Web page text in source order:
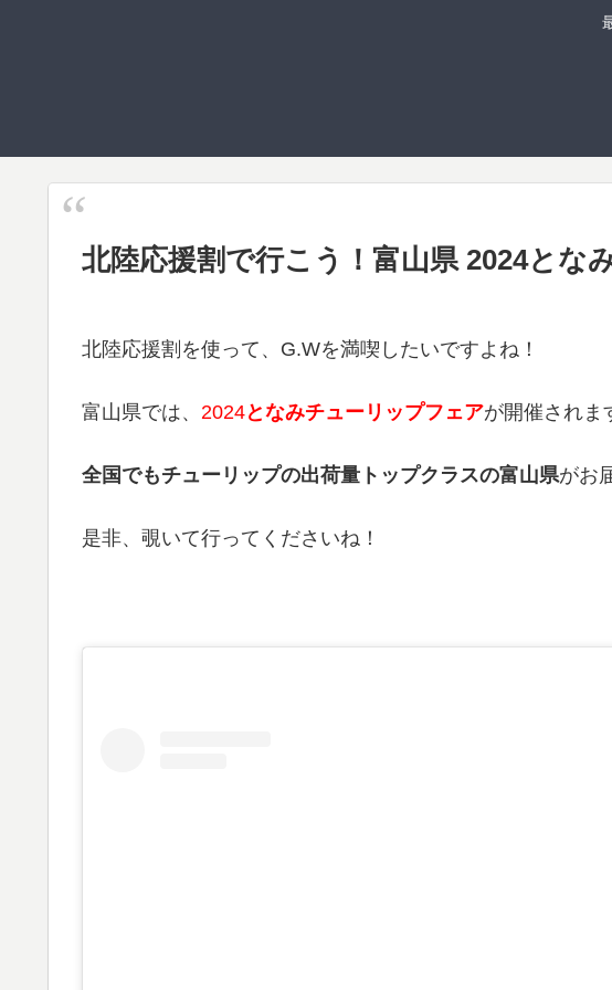
北陸応援割で行こう！富山県 2024とな
北陸応援割を使って、G.Wを満喫したいですよね！
富山県では、 2024となみチューリップフェアが開催されま
全国でもチューリップの出荷量トップクラスの富山県がお
是非、覗いて行ってくださいね！